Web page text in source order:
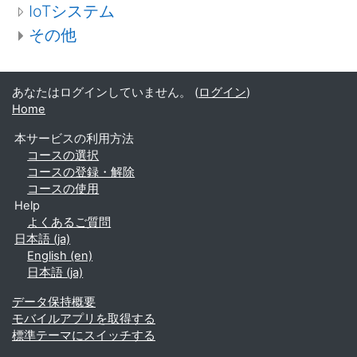
IoTシステム
その他
あなたはログインしていません。 (ログイン)
Home
本サービスの利用方法
コースの選択
コースの登録・解除
コースの使用
Help
よくあるご質問
日本語 ‎(ja)‎
English ‎(en)‎
日本語 ‎(ja)‎
データ保持概要
モバイルアプリを取得する
標準テーマにスイッチする